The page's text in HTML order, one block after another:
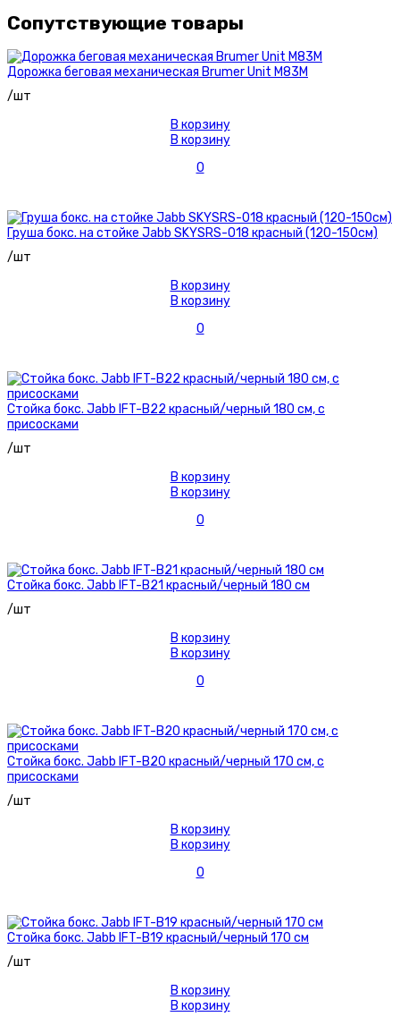
Сопутствующие товары
Дорожка беговая механическая Brumer Unit M83M
/шт
В корзину
В корзину
0
Груша бокс. на стойке Jabb SKYSRS-018 красный (120-150см)
/шт
В корзину
В корзину
0
Стойка бокс. Jabb IFT-B22 красный/черный 180 см, с
присосками
/шт
В корзину
В корзину
0
Стойка бокс. Jabb IFT-B21 красный/черный 180 см
/шт
В корзину
В корзину
0
Стойка бокс. Jabb IFT-B20 красный/черный 170 см, с
присосками
/шт
В корзину
В корзину
0
Стойка бокс. Jabb IFT-B19 красный/черный 170 см
/шт
В корзину
В корзину